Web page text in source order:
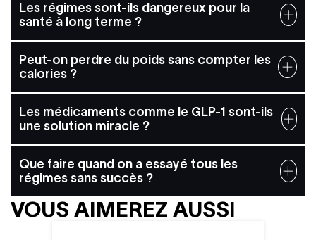
VOUS AIMEREZ AUSSI
Les régimes sont-ils dangereux pour la
santé à long terme ?
Peut-on perdre du poids sans compter les
calories ?
Les médicaments comme le GLP-1 sont-ils
une solution miracle ?
Que faire quand on a essayé tous les
régimes sans succès ?